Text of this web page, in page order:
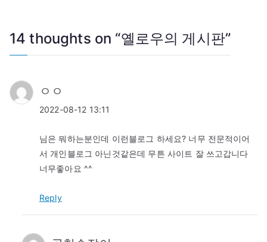
14 thoughts on “옐로우의 게시판”
ㅇㅇ
2022-08-12 13:11
님은 뭐하는분인데 이런블로그 하세요? 너무 전문적이어
서 개인블로그 아닌것같은데 무튼 사이트 잘 쓰고갑니다
너무좋아요 ^^
Reply